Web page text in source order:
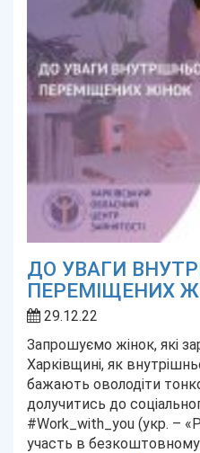
ДО УВАГИ
ПЕРЕМІЩЕНИХ
29.12.22
Запрошуємо жінок, які
Харківщині, як
бажають оволодіти
долучитись до
#Work_with_you (укр. –
участь в